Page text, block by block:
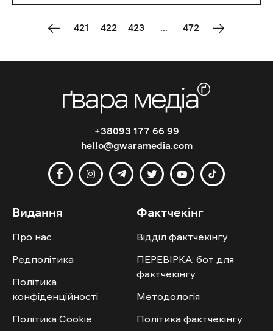
421 422 423 ... 472
+38093 177 66 99
hello@gwaramedia.com
Видання
Про нас
Редполітика
Політика
конфіденційності
Політика Cookie
Фактчекінг
Відділ фактчекінгу
ПЕРЕВІРКА: бот для
фактчекінгу
Методологія
Політика фактчекінгу